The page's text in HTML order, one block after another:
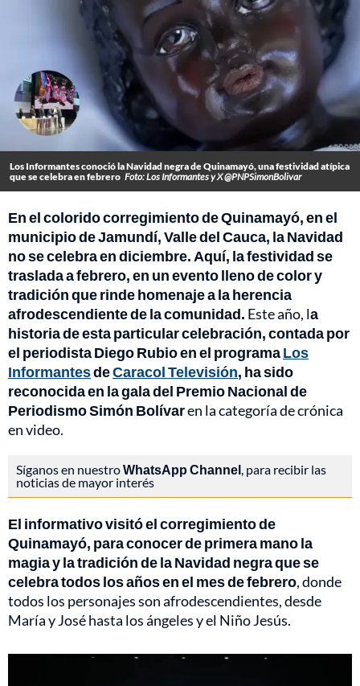
Los Informantes conoció la Navidad negra de Quinamayó, una festividad atípica
que se celebra en febrero Foto: Los Informantes y X @PNPSimonBolivar
En el colorido corregimiento de Quinamayó, en el
municipio de Jamundí, Valle del Cauca, la Navidad
no se celebra en diciembre. Aquí, la festividad se
traslada a febrero, en un evento lleno de color y
tradición que rinde homenaje a la herencia
afrodescendiente de la comunidad. Este año, la
historia de esta particular celebración, contada por
el periodista Diego Rubio en el programaLos
InformantesdeCaracol Televisión, ha sido
reconocida en la gala del Premio Nacional de
Periodismo Simón Bolívaren la categoría de crónica
en video.
Síganos en nuestroWhatsApp Channel , para recibir las
noticias de mayor interés
El informativo visitó el corregimiento de
Quinamayó, para conocer de primera mano la
magia y la tradición de la Navidad negra que se
celebra todos los años en el mes de febrero, donde
todos los personajes son afrodescendientes, desde
María y José hasta los ángeles y el Niño Jesús.